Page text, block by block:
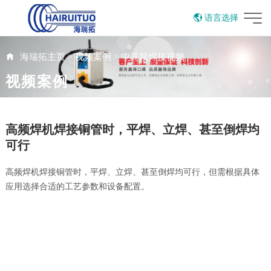
语言选择
海瑞拓主页>视频案例 >中高频焊接视频
视频案例
高频焊机焊接铜管时，平焊、立焊、甚至倒焊均
可行
高频焊机焊接铜管时，平焊、立焊、甚至倒焊均可行，但需根据具体
应用选择合适的工艺参数和设备配置。